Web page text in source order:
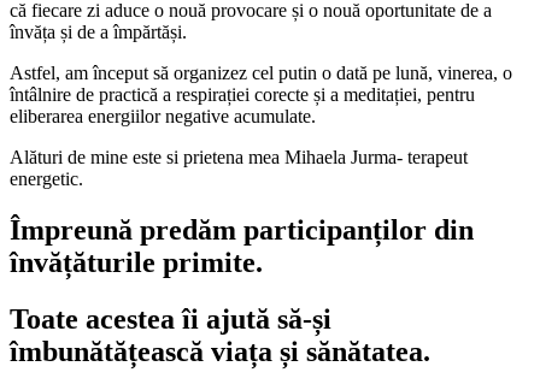
că fiecare zi aduce o nouă provocare și o nouă oportunitate de a
învăța și de a împărtăși.
Astfel, am început să organizez cel putin o dată pe lună, vinerea, o
întâlnire de practică a respirației corecte și a meditației, pentru
eliberarea energiilor negative acumulate.
Alături de mine este si prietena mea Mihaela Jurma- terapeut
energetic.
Împreună predăm participanților din
învățăturile primite.
Toate acestea îi ajută să-și
îmbunătățească viața și sănătatea.